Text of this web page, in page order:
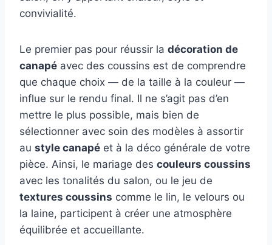
convivialité.
Le premier pas pour réussir la décoration de
canapé avec des coussins est de comprendre
que chaque choix — de la taille à la couleur —
influe sur le rendu final. Il ne s’agit pas d’en
mettre le plus possible, mais bien de
sélectionner avec soin des modèles à assortir
au style canapé et à la déco générale de votre
pièce. Ainsi, le mariage des couleurs coussins
avec les tonalités du salon, ou le jeu de
textures coussins comme le lin, le velours ou
la laine, participent à créer une atmosphère
équilibrée et accueillante.